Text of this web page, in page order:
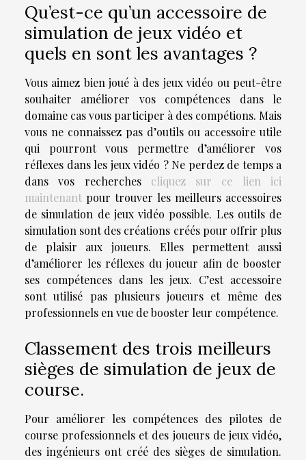
Qu’est-ce qu’un accessoire de
simulation de jeux vidéo et
quels en sont les avantages ?
Vous aimez bien joué à des jeux vidéo ou peut-être
souhaiter améliorer vos compétences dans le
domaine cas vous participer à des compétions. Mais
vous ne connaissez pas d’outils ou accessoire utile
qui pourront vous permettre d’améliorer vos
réflexes dans les jeux vidéo ? Ne perdez de temps a
dans vos recherches cliquez sur ce lien ici
maintenant pour trouver les meilleurs accessoires
de simulation de jeux vidéo possible. Les outils de
simulation sont des créations créés pour offrir plus
de plaisir aux joueurs. Elles permettent aussi
d’améliorer les réflexes du joueur afin de booster
ses compétences dans les jeux. C’est accessoire
sont utilisé pas plusieurs joueurs et même des
professionnels en vue de booster leur compétence.
Classement des trois meilleurs
sièges de simulation de jeux de
course.
Pour améliorer les compétences des pilotes de
course professionnels et des joueurs de jeux vidéo,
des ingénieurs ont créé des sièges de simulation.